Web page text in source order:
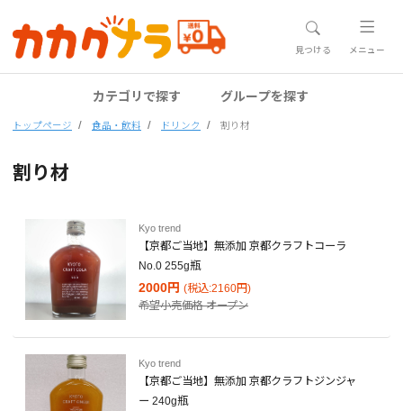
見つける メニュー
カテゴリで探す グループを探す
トップページ 食品・飲料 ドリンク 割り材
割り材
Kyo trend
【京都ご当地】無添加 京都クラフトコーラ
No.0 255g瓶
2000円 (税込:2160円)
希望小売価格オープン
Kyo trend
【京都ご当地】無添加 京都クラフトジンジャ
ー 240g瓶